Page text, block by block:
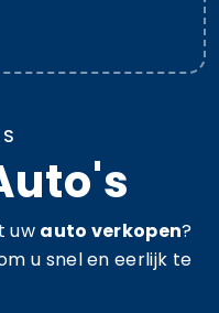
uw auto verkopen?
u snel en eerlijk te